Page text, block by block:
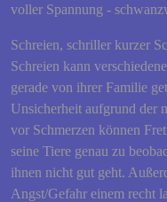
voller Spannung -
Schreien, schriller kurzer
Schreien kann
gerade von ihrer Familie
Unsicherheit aufgrund der
vor Schmerzen können
seine Tiere genau zu
ihnen nicht gut geht.
Angst/Gefahr einem recht